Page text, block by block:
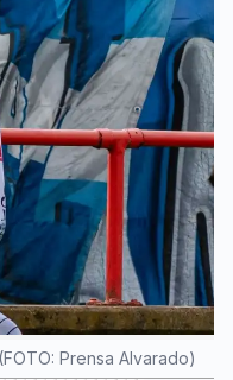
Prensa Alvarado)